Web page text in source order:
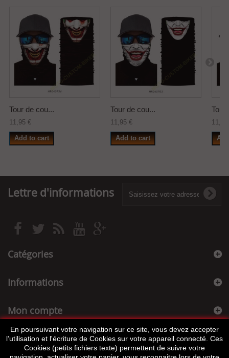
Tour de cou...
11,95 €
Add to cart
Tour de cou...
11,95 €
Add to cart
Tour
Lettre d'informations
Catégories
Informations
Mon compte
Informations sur votre boutique
En poursuivant votre navigation sur ce site, vous devez accepter
l’utilisation et l'écriture de Cookies sur votre appareil connecté. Ces
Cookies (petits fichiers texte) permettent de suivre votre